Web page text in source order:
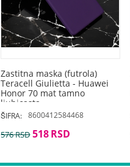
Zastitna maska (futrola)
Teracell Giulietta - Huawei
Honor 70 mat tamno
ljubicasta
ŠIFRA: 8600412584468
576RSD 518RSD